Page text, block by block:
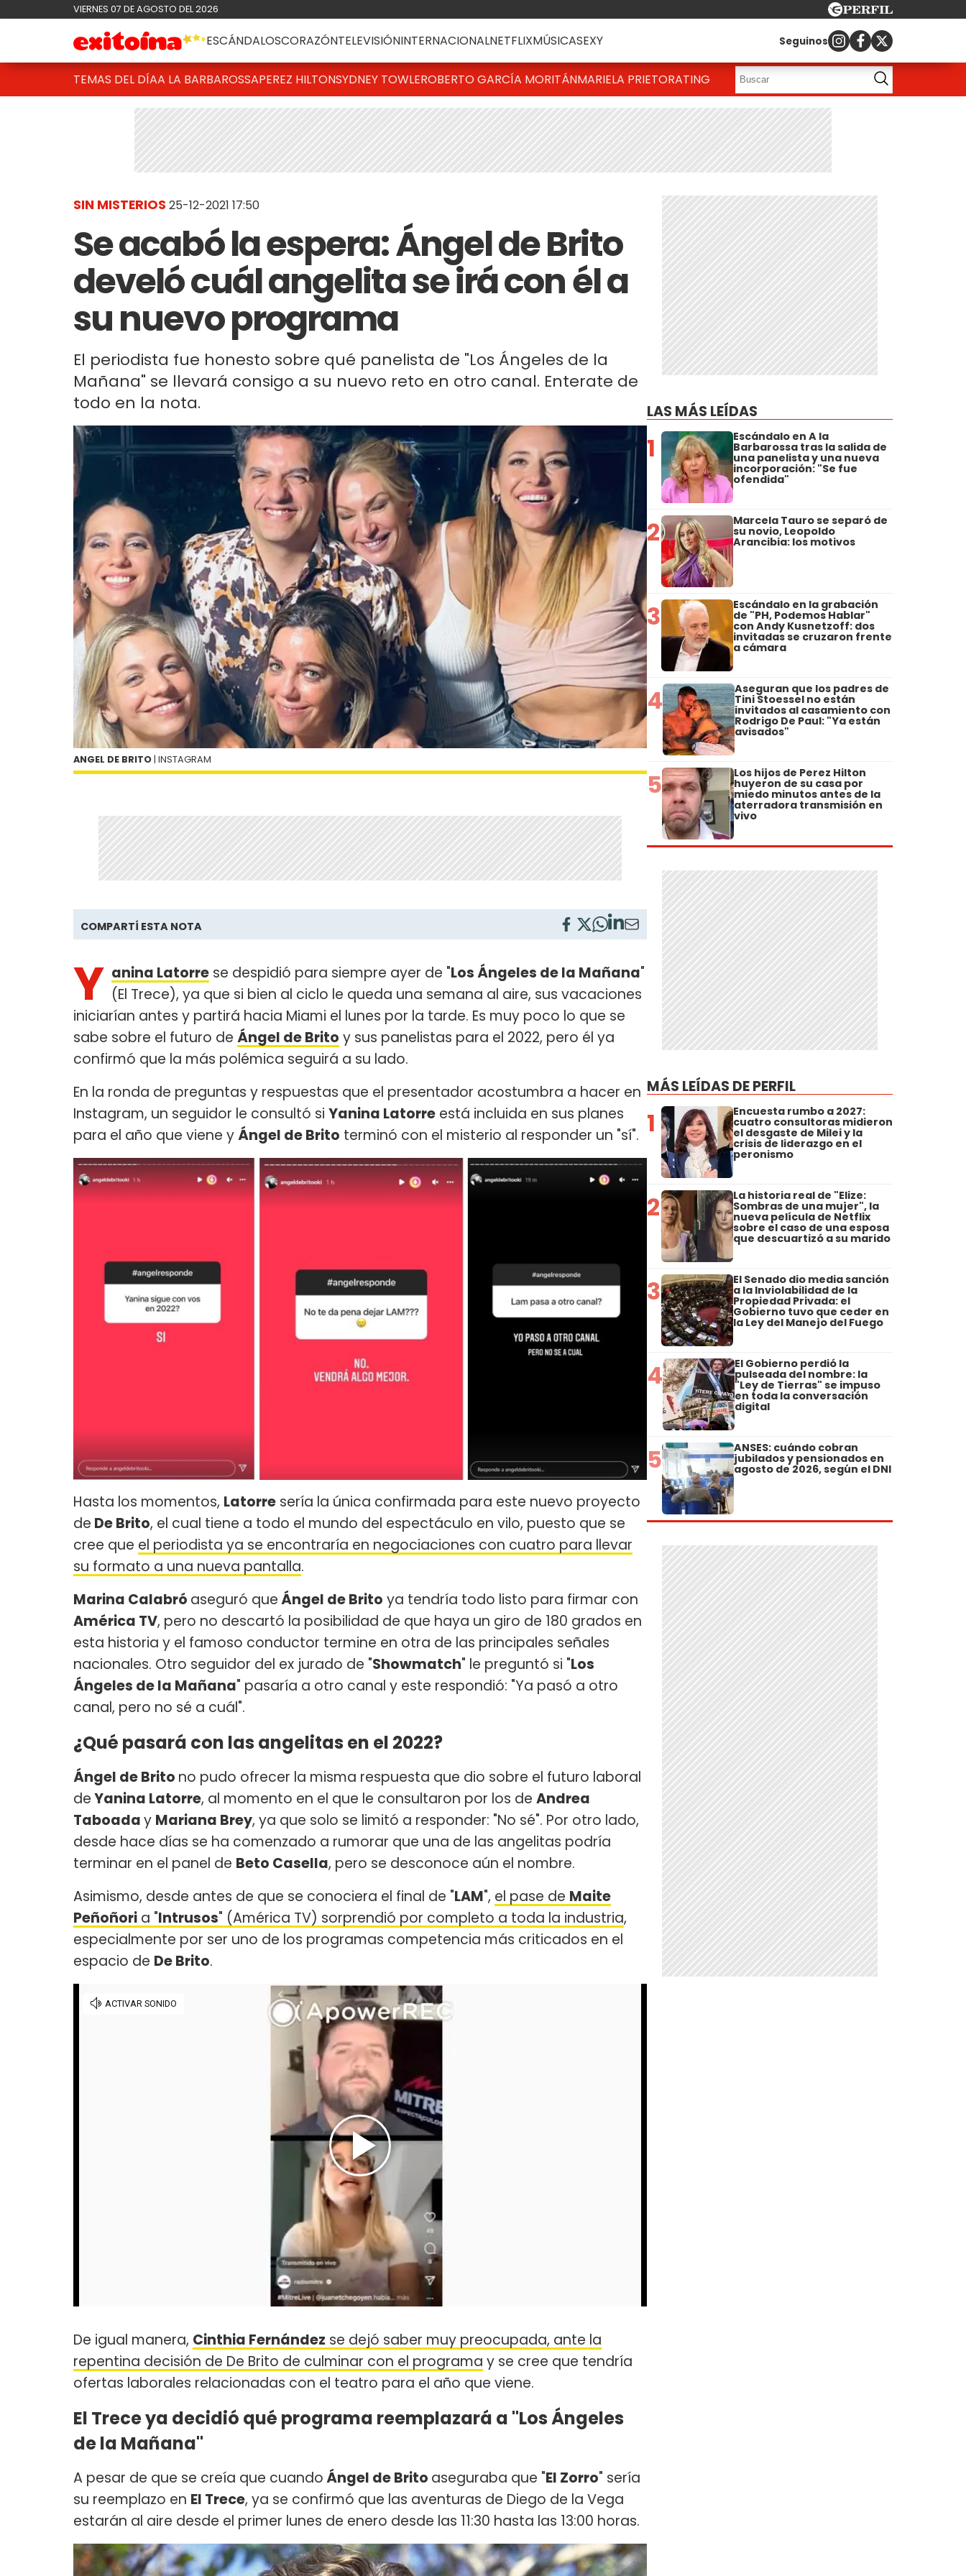
VIERNES 07 DE AGOSTO DEL 2026
ESCÁNDALOSCORAZÓNTELEVISIÓNINTERNACIONALNETFLIXMÚSICASEXY Seguinos
TEMAS DEL DÍAA LA BARBAROSSAPEREZ HILTONSYDNEY TOWLEROBERTO GARCÍA MORITÁNMARIELA PRIETORATING
SIN MISTERIOS 25-12-2021 17:50
Se acabó la espera: Ángel de Brito
develó cuál angelita se irá con él a
su nuevo programa
El periodista fue honesto sobre qué panelista de "Los Ángeles de la
Mañana" se llevará consigo a su nuevo reto en otro canal. Enterate de
todo en la nota.
ANGEL DE BRITO | INSTAGRAM
COMPARTÍ ESTA NOTA
Y anina Latorre se despidió para siempre ayer de "Los Ángeles de la Mañana"
(El Trece), ya que si bien al ciclo le queda una semana al aire, sus vacaciones
iniciarían antes y partirá hacia Miami el lunes por la tarde. Es muy poco lo que se
sabe sobre el futuro de Ángel de Brito y sus panelistas para el 2022, pero él ya
confirmó que la más polémica seguirá a su lado.
En la ronda de preguntas y respuestas que el presentador acostumbra a hacer en
Instagram, un seguidor le consultó si Yanina Latorre está incluida en sus planes
para el año que viene yÁngel de Brito terminó con el misterio al responder un "sí".
Hasta los momentos, Latorre sería la única confirmada para este nuevo proyecto
de De Brito, el cual tiene a todo el mundo del espectáculo en vilo, puesto que se
cree que el periodista ya se encontraría en negociaciones con cuatro para llevar
su formato a una nueva pantalla.
Marina Calabró aseguró queÁngel de Brito ya tendría todo listo para firmar con
América TV, pero no descartó la posibilidad de que haya un giro de 180 grados en
esta historia y el famoso conductor termine en otra de las principales señales
nacionales. Otro seguidor del ex jurado de "Showmatch" le preguntó si "Los
Ángeles de la Mañana" pasaría a otro canal y este respondió: "Ya pasó a otro
canal, pero no sé a cuál".
¿Qué pasará con las angelitas en el 2022?
Ángel de Brito no pudo ofrecer la misma respuesta que dio sobre el futuro laboral
deYanina Latorre, al momento en el que le consultaron por los de Andrea
Taboaday Mariana Brey, ya que solo se limitó a responder: "No sé". Por otro lado,
desde hace días se ha comenzado a rumorar que una de las angelitas podría
terminar en el panel de Beto Casella, pero se desconoce aún el nombre.
Asimismo, desde antes de que se conociera el final de "LAM", el pase de Maite
Peñoñori a "Intrusos" (América TV) sorprendió por completo a toda la industria,
especialmente por ser uno de los programas competencia más criticados en el
espacio de De Brito.
De igual manera, Cinthia Fernández se dejó saber muy preocupada, ante la
repentina decisión de De Brito de culminar con el programa y se cree que tendría
ofertas laborales relacionadas con el teatro para el año que viene.
El Trece ya decidió qué programa reemplazará a "Los Ángeles
de la Mañana"
A pesar de que se creía que cuandoÁngel de Brito aseguraba que "El Zorro" sería
su reemplazo en El Trece, ya se confirmó que las aventuras de Diego de la Vega
estarán al aire desde el primer lunes de enero desde las 11:30 hasta las 13:00 horas.
LAS MÁS LEÍDAS
1 Escándalo en A la
Barbarossa tras la salida de
una panelista y una nueva
incorporación: "Se fue
ofendida"
2 Marcela Tauro se separó de
su novio, Leopoldo
Arancibia: los motivos
3 Escándalo en la grabación
de "PH, Podemos Hablar"
con Andy Kusnetzoff: dos
invitadas se cruzaron frente
a cámara
4 Aseguran que los padres de
Tini Stoessel no están
invitados al casamiento con
Rodrigo De Paul: "Ya están
avisados"
5 Los hijos de Perez Hilton
huyeron de su casa por
miedo minutos antes de la
aterradora transmisión en
vivo
MÁS LEÍDAS DE PERFIL
1 Encuesta rumbo a 2027:
cuatro consultoras midieron
el desgaste de Milei y la
crisis de liderazgo en el
peronismo
2 La historia real de "Elize:
Sombras de una mujer", la
nueva película de Netflix
sobre el caso de una esposa
que descuartizó a su marido
3 El Senado dio media sanción
a la Inviolabilidad de la
Propiedad Privada: el
Gobierno tuvo que ceder en
la Ley del Manejo del Fuego
4 El Gobierno perdió la
pulseada del nombre: la
"Ley de Tierras" se impuso
en toda la conversación
digital
5 ANSES: cuándo cobran
jubilados y pensionados en
agosto de 2026, según el DNI